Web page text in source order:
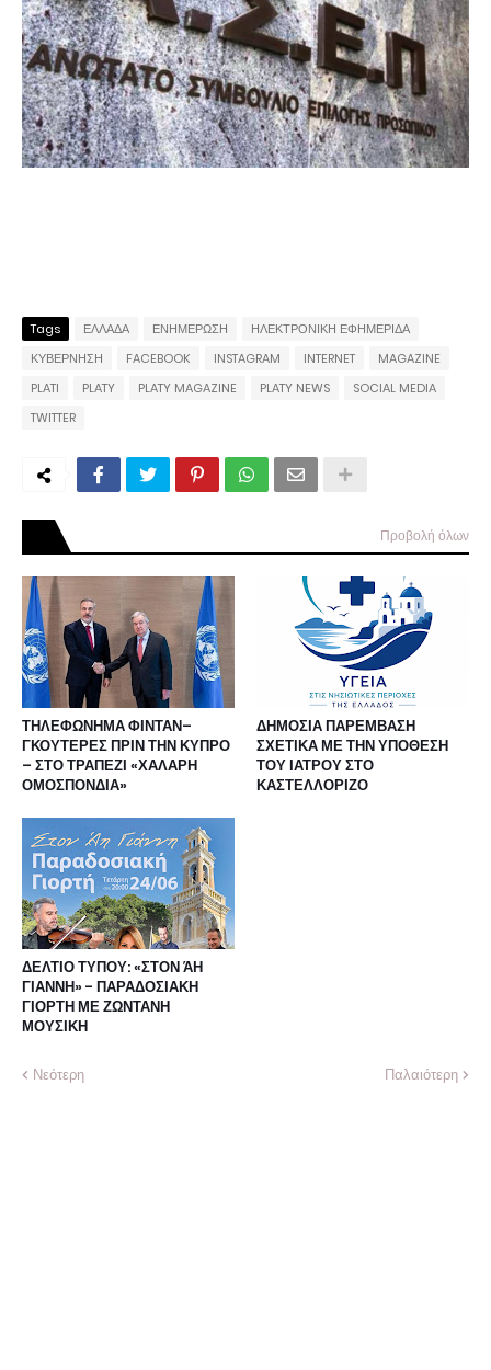
Tags ΕΛΛΑΔΑ ΕΝΗΜΕΡΩΣΗ
ΗΛΕΚΤΡΟΝΙΚΗ ΕΦΗΜΕΡΙΔΑ
ΚΥΒΕΡΝΗΣΗ
FACEBOOK INSTAGRAM INTERNET
MAGAZINE
PLATI
PLATY PLATY MAGAZINE PLATY NEWS
SOCIAL MEDIA
TWITTER
Προβολή όλων
ΤΗΛΕΦΩΝΗΜΑ ΦΙΝΤΑΝ–
ΓΚΟΥΤΕΡΕΣ ΠΡΙΝ ΤΗΝ ΚΥΠΡΟ
– ΣΤΟ ΤΡΑΠΕΖΙ «ΧΑΛΑΡΗ
ΟΜΟΣΠΟΝΔΙΑ»
ΔΗΜΟΣΙΑ ΠΑΡΕΜΒΑΣΗ
ΣΧΕΤΙΚΑ ΜΕ ΤΗΝ ΥΠΟΘΕΣΗ
ΤΟΥ ΙΑΤΡΟΥ ΣΤΟ
ΚΑΣΤΕΛΛΟΡΙΖΟ
ΔΕΛΤΙΟ ΤΥΠΟΥ: «ΣΤΟΝ ΆΗ
ΓΙΑΝΝΗ» - ΠΑΡΑΔΟΣΙΑΚΗ
ΓΙΟΡΤΗ ΜΕ ΖΩΝΤΑΝΗ
ΜΟΥΣΙΚΗ
Νεότερη Παλαιότερη